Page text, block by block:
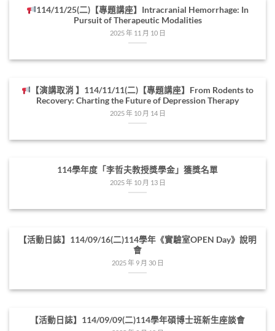
114/11/25(二)【專題講座】Intracranial Hemorrhage: In
Pursuit of Therapeutic Modalities
2025 年 11 月 10 日
【演講取消 】114/11/11(二)【專題講座】From Rodents to
Recovery: Charting the Future of Depression Therapy
2025 年 10 月 14 日
114學年度「李哲夫教授獎學金」獲獎名單
2025 年 10 月 13 日
【活動日誌】114/09/16(二)114學年《實驗室OPEN Day》說明
會
2025 年 9 月 30 日
【活動日誌】114/09/09(二)114學年碩博士班新生座談會